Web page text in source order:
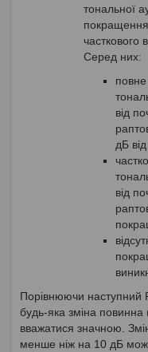
тональної
покращення
часткового
Серед них:
від
дБ
від
Порівнюючи наступний
будь-яка зміна
вважатися значною.
менше ніж на 10 дБ